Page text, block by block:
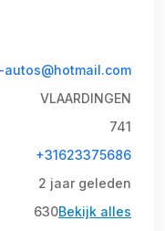
VLAARDINGEN
741
+31623375686
2 jaar geleden
630Bekijk alles